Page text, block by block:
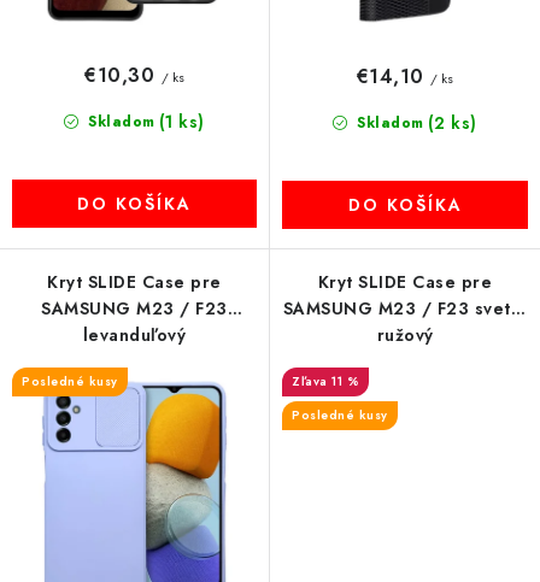
Skladom (1 ks)
€10,30 / ks
DO KOŠÍKA
Skladom (2 ks)
€14,10 / ks
DO KOŠÍKA
Kryt SLIDE Case pre
SAMSUNG M23 / F23
levanduľový
Posledné kusy
Kryt SLIDE Case pre
SAMSUNG M23 / F23 svetlo
ružový
11 %
Posledné kusy